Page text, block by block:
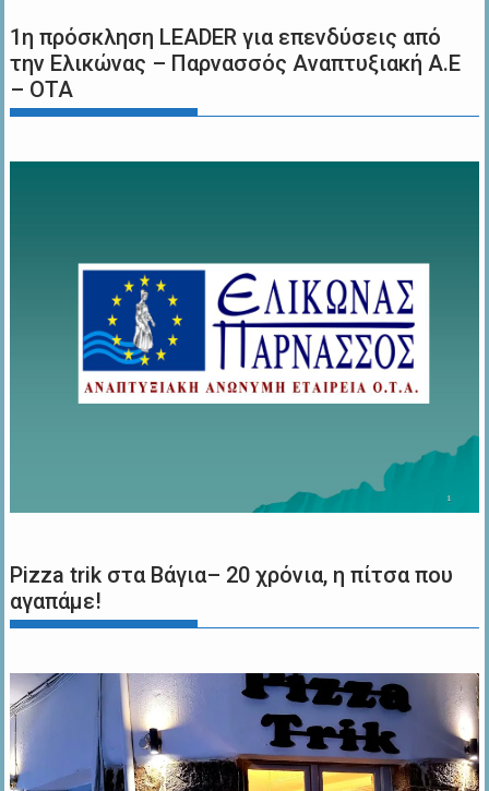
1η πρόσκληση LEADER για επενδύσεις από
την Ελικώνας – Παρνασσός Αναπτυξιακή Α.Ε
– ΟΤΑ
Pizza trik στα Βάγια– 20 χρόνια, η πίτσα που
αγαπάμε!